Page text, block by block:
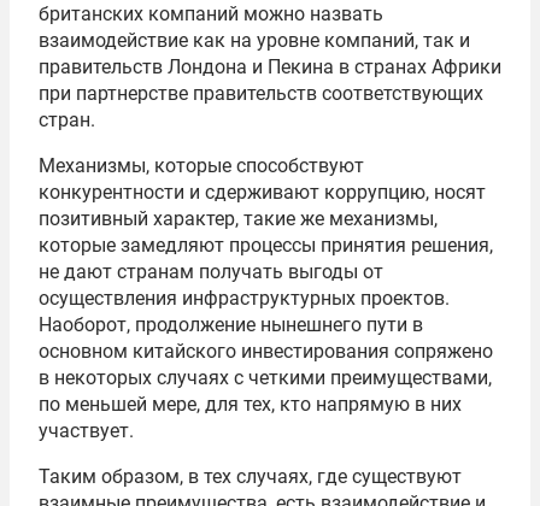
британских компаний можно назвать
взаимодействие как на уровне компаний, так и
правительств Лондона и Пекина в странах Африки
при партнерстве правительств соответствующих
стран.
Механизмы, которые способствуют
конкурентности и сдерживают коррупцию, носят
позитивный характер, такие же механизмы,
которые замедляют процессы принятия решения,
не дают странам получать выгоды от
осуществления инфраструктурных проектов.
Наоборот, продолжение нынешнего пути в
основном китайского инвестирования сопряжено
в некоторых случаях с четкими преимуществами,
по меньшей мере, для тех, кто напрямую в них
участвует.
Таким образом, в тех случаях, где существуют